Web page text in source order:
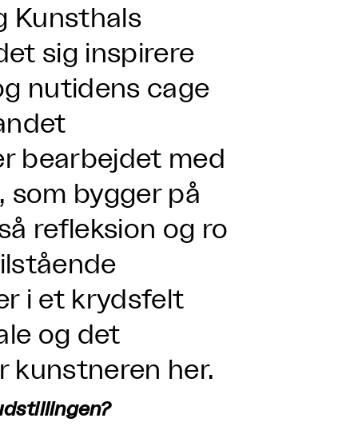
Kunsthals
sig inspirere
nutidens cage
bearbejdet med
som bygger på
refleksion og ro
i et krydsfelt
og det
kunstneren her.